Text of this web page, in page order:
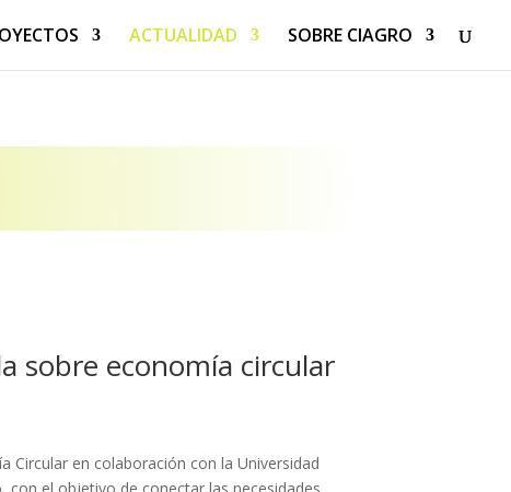
ACTUALIDAD SOBRE CIAGRO
sobre economía circular
Circular en colaboración con la Universidad